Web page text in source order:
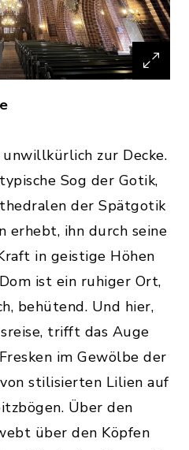
zur Decke.
Sog der Gotik,
der Spätgotik
erhebt, ihn durch seine
in geistige Höhen
ist ein ruhiger Ort,
behütend. Und hier,
trifft das Auge
im Gewölbe der
stilisierten Lilien auf
Über den
über den Köpfen